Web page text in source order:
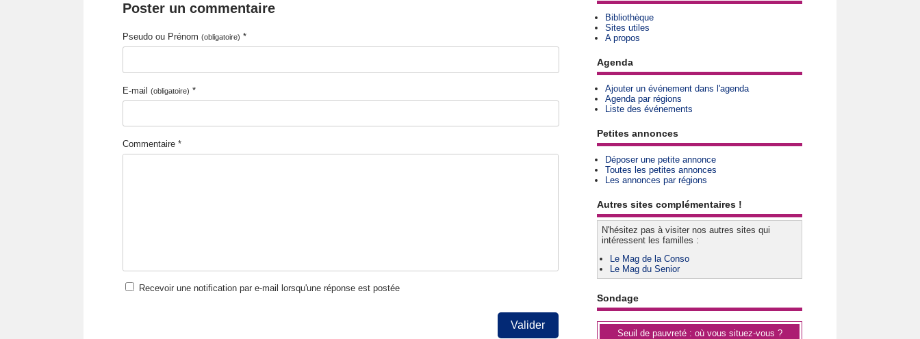
Poster un commentaire
Pseudo ou Prénom (obligatoire) *
E-mail (obligatoire) *
Commentaire *
Recevoir une notification par e-mail lorsqu'une réponse est postée
Valider
Bibliothèque
Sites utiles
A propos
Agenda
Ajouter un événement dans l'agenda
Agenda par régions
Liste des événements
Petites annonces
Déposer une petite annonce
Toutes les petites annonces
Les annonces par régions
Autres sites complémentaires !
N'hésitez pas à visiter nos autres sites qui
intéressent les familles :
Le Mag de la Conso
Le Mag du Senior
Sondage
Seuil de pauvreté : où vous situez-vous ?